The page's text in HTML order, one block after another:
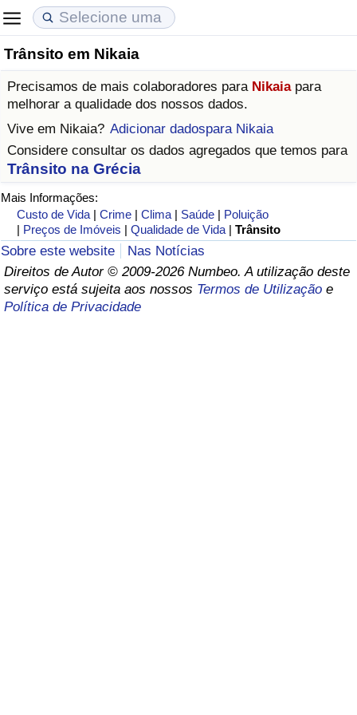
Trânsito em Nikaia
Precisamos de mais colaboradores para Nikaiapara
melhorar a qualidade dos nossos dados.
Vive em Nikaia? Adicionar dadospara Nikaia
Considere consultar os dados agregados que temos para
Trânsito na Grécia
Mais Informações:
Custo de Vida |Crime |Clima | Saúde | Poluição
| Preços de Imóveis |Qualidade de Vida |Trânsito
Sobre este website
Nas Notícias
Direitos de Autor © 2009-2026 Numbeo. A utilização deste
serviço está sujeita aos nossos Termos de Utilização e
Política de Privacidade
Custo de Vida
Indicador de Custo de Vida (Atual)
Indicador de Custo de Vida
Indicador de Custo de Vida Por País
em Aqaba
Preços de Imóveis
Indicador de Preços de Imóveis (Atual)
Indicador de Preços de Imóveis
Indicador de Preços de Imóveis por País
Qualidade de Vida
Indicador de Qualidade de Vida
Indicador de Qualidade de Vida (Atual)
Índice de qualidade de vida por país
Crime
Taxa do Indicador de Crime (Atual)
Indicador de Crime